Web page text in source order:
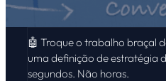
🤖 Troque o trabalho braçal
uma definição de estratégia
segundos. Não horas.